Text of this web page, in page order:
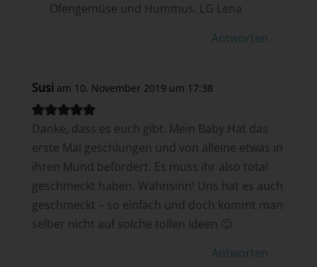
Ofengemüse und Hummus. LG Lena
Antworten
Susi am 10. November 2019 um 17:38
Danke, dass es euch gibt. Mein Baby Hat das
erste Mal geschlungen und von alleine etwas in
ihren Mund befördert. Es muss ihr also total
geschmeckt haben. Wahnsinn! Uns hat es auch
geschmeckt – so einfach und doch kommt man
selber nicht auf solche tollen Ideen 🙂
Antworten